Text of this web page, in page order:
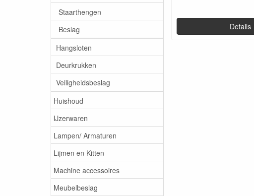
Staarthengen
Beslag
Hangsloten
Deurkrukken
Veiligheidsbeslag
Huishoud
IJzerwaren
Lampen/ Armaturen
Lijmen en Kitten
Machine accessoires
Meubelbeslag
Details